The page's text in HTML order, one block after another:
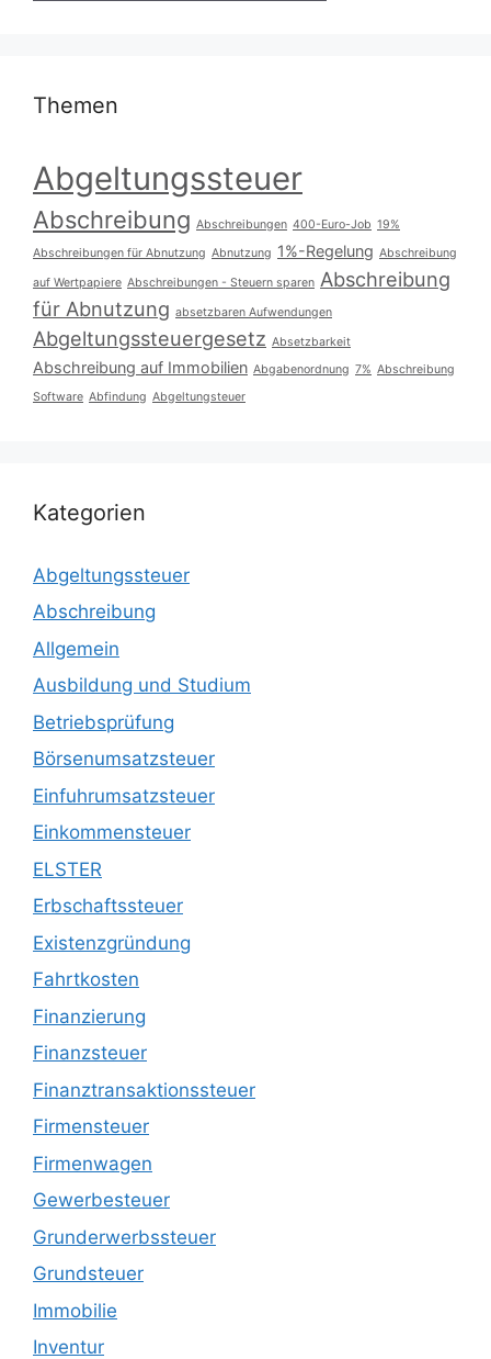
Themen
Abgeltungssteuer
Abschreibung Abschreibungen 400-Euro-Job 19%
Abschreibungen für Abnutzung Abnutzung 1%-Regelung Abschreibung
auf Wertpapiere Abschreibungen - Steuern sparen Abschreibung
für Abnutzung absetzbaren Aufwendungen
Abgeltungssteuergesetz Absetzbarkeit
Abschreibung auf Immobilien Abgabenordnung 7% Abschreibung
Software Abfindung Abgeltungsteuer
Kategorien
Abgeltungssteuer
Abschreibung
Allgemein
Ausbildung und Studium
Betriebsprüfung
Börsenumsatzsteuer
Einfuhrumsatzsteuer
Einkommensteuer
ELSTER
Erbschaftssteuer
Existenzgründung
Fahrtkosten
Finanzierung
Finanzsteuer
Finanztransaktionssteuer
Firmensteuer
Firmenwagen
Gewerbesteuer
Grunderwerbssteuer
Grundsteuer
Immobilie
Inventur